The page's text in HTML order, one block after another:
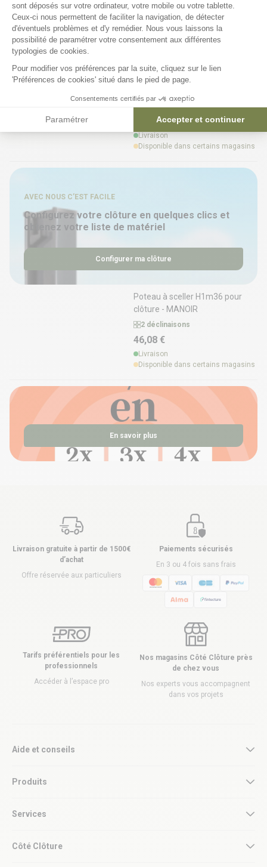
AVEC NOUS C’EST FACILE
Configurez votre clôture en quelques clics et
obtenez votre liste de matériel
Configurer ma clôture
En savoir plus
16,05 €
Livraison
Disponible dans certains magasins
clôture - MANOIR
2 déclinaisons
48,51 €
Livraison
Disponible dans certains magasins
Poteau à sceller H1m36 pour
clôture - MANOIR
2 déclinaisons
46,08 €
Livraison
Disponible dans certains magasins
Livraison gratuite à partir de 1500€
d’achat
Offre réservée aux particuliers
Paiements sécurisés
En 3 ou 4 fois sans frais
Tarifs préférentiels pour les
professionnels
Accéder à l’espace pro
Nos magasins Côté Clôture près
de chez vous
Nos experts vous accompagnent
dans vos projets
Aide et conseils
Produits
Services
Côté Clôture
sont déposés sur votre ordinateur, votre mobile ou votre tablette.
Ceux-ci nous permettent de faciliter la navigation, de détecter
d'éventuels problèmes et d'y remédier. Nous vous laissons la
possibilité de paramétrer votre consentement aux différentes
typologies de cookies.
Pour modifier vos préférences par la suite, cliquez sur le lien
'Préférences de cookies' situé dans le pied de page.
Consentements certifiés par
Paramétrer Accepter et continuer
Axeptio consent